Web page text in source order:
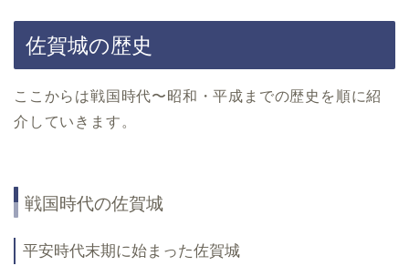
佐賀城の歴史
ここからは戦国時代〜昭和・平成までの歴史を順に紹
介していきます。
戦国時代の佐賀城
平安時代末期に始まった佐賀城